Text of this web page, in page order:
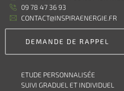
09 78 47 36 93
CONTACT@INSPIRAENERGIE.FR
DEMANDE DE RAPPEL
ETUDE PERSONNALISÉE
SUIVI GRADUEL ET INDIVIDUEL